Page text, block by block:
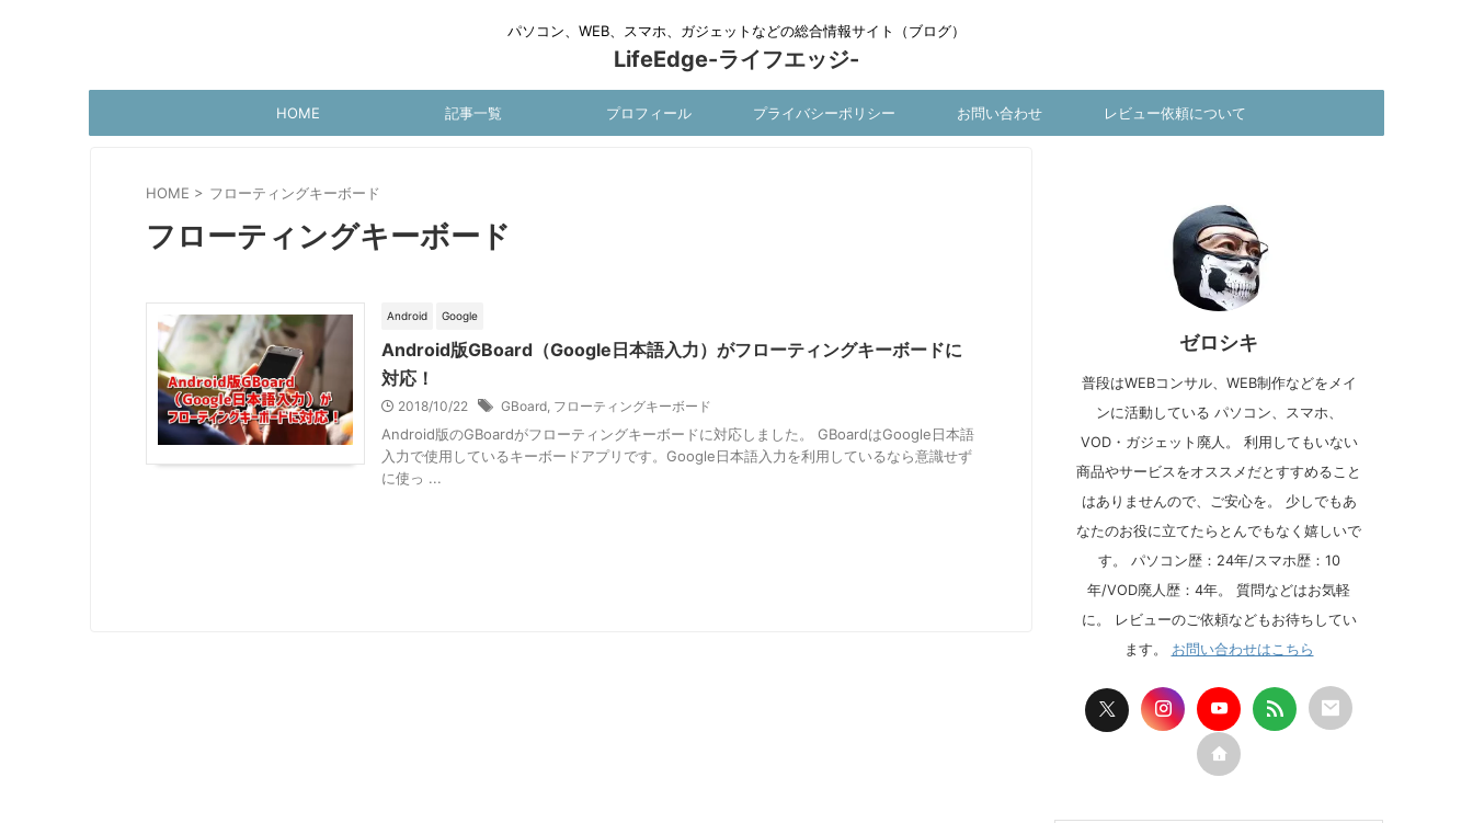
パソコン、WEB、スマホ、ガジェットなどの総合情報サイト（ブログ）
LifeEdge-ライフエッジ-
HOME 記事一覧 プロフィール プライバシーポリシー お問い合わせ レビュー依頼について
HOME > フローティングキーボード
フローティングキーボード
Android Google
Android版GBoard（Google日本語入力）がフローティングキーボードに
対応！
2018/10/22 GBoard, フローティングキーボード
Android版のGBoardがフローティングキーボードに対応しました。 GBoardはGoogle日本語
入力で使用しているキーボードアプリです。Google日本語入力を利用しているなら意識せず
に使っ ...
ゼロシキ
普段はWEBコンサル、WEB制作などをメイ
ンに活動している パソコン、スマホ、
VOD・ガジェット廃人。 利用してもいない
商品やサービスをオススメだとすすめること
はありませんので、ご安心を。 少しでもあ
なたのお役に立てたらとんでもなく嬉しいで
す。 パソコン歴：24年/スマホ歴：10
年/VOD廃人歴：4年。 質問などはお気軽
に。 レビューのご依頼などもお待ちしてい
ます。 お問い合わせはこちら